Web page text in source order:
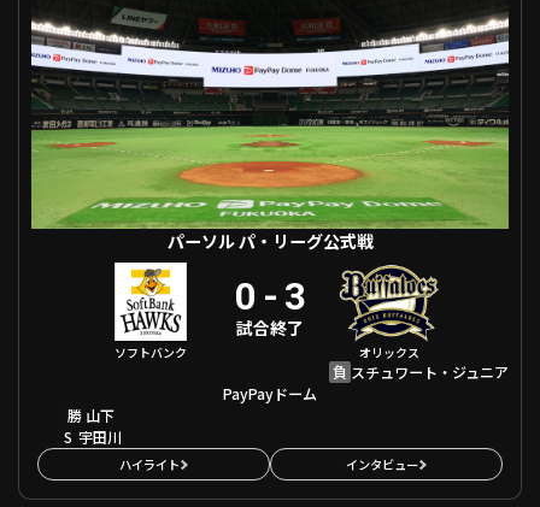
ファーム中地区
ファーム西地区
交流戦
北海道日本ハムファイターズ
東北楽天ゴールデンイーグルス
埼玉西武ライオンズ
千葉ロッテマリーンズ
オリックス・バファローズ
福岡ソフトバンクホークス
ニュース
設定
パーソル パ・リーグ公式戦
ソフトバンク
0 - 3
試合終了
オリックス
負 スチュワート・ジュニア
PayPayドーム
勝 山下
S 宇田川
ハイライト インタビュー